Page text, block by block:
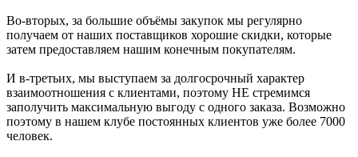
Во-вторых, за большие объёмы закупок мы регулярно
получаем от наших поставщиков хорошие скидки, которые
затем предоставляем нашим конечным покупателям.
И в-третьих, мы выступаем за долгосрочный характер
взаимоотношения с клиентами, поэтому НЕ стремимся
заполучить максимальную выгоду с одного заказа. Возможно
поэтому в нашем клубе постоянных клиентов уже более 7000
человек.